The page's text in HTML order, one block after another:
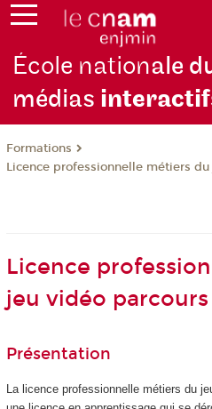
École nationale
médias
Formations
Licence professionnelle métiers
Licence
jeu vidéo
Présentation
La licence professionnelle métiers du